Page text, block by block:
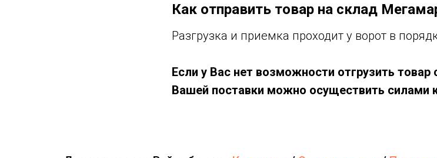
Как отправить товар на склад
Разгрузка и приемка проходит у ворот в
Если у Вас нет возможности отгрузить
Вашей поставки можно осуществить силами